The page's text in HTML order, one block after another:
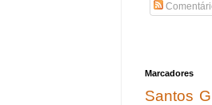
Marcadores
Santos